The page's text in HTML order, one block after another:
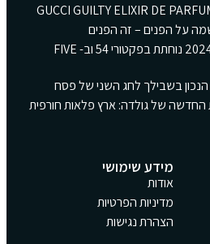
REPRESENT לאביב-קיץ 2024 נוחתת בפקטורי 54 וב- FIVE
בשבילך לחג השני של פסח
החדשה של גולדה: ארץ פלאות חורפית
מידע שימושי
אודות
מדיניות הפרטיות
הצהרת נגישות